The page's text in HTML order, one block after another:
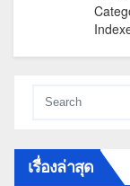
เรื่องล่าสุด